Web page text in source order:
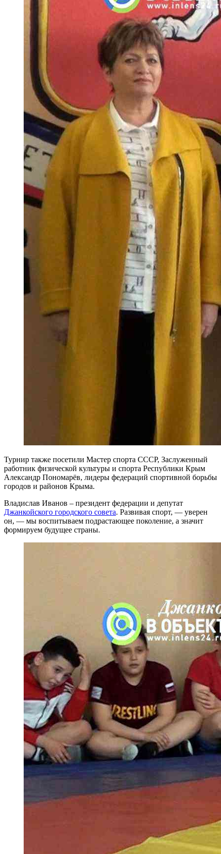
Турнир также посетили Мастер спорта СССР, Заслуженный
работник физической культуры и спорта Республики Крым
Александр Пономарёв, лидеры федераций спортивной борьбы
городов и районов Крыма.
Владислав Иванов – президент федерации и депутат
Джанкойского городского совета. Развивая спорт, — уверен
он, — мы воспитываем подрастающее поколение, а значит
формируем будущее страны.